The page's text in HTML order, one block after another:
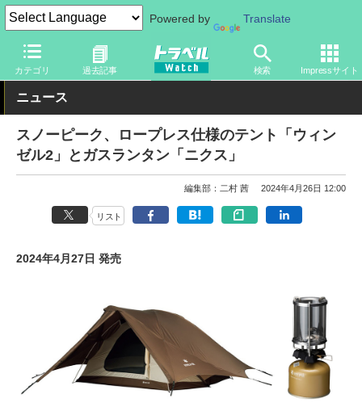
Powered by Translate
カテゴリ 過去記事 検索 Impressサイト
トラベル Watch 旅のアイテム 旅行グッズ アウトドア用品
ニュース
スノーピーク、ロープレス仕様のテント「ウィン
ゼル2」とガスランタン「ニクス」
編集部：二村 茜 2024年4月26日 12:00
リスト
2024年4月27日 発売